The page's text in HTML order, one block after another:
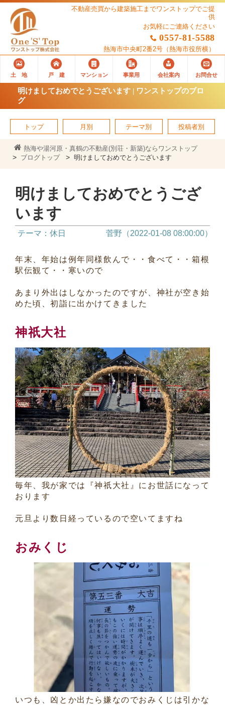
不動産売買から建築施工までワンストップでご提
供
お気軽にご連絡ください
0557-81-5588
熱海市中央町2番2号 （熱海市役所横）
土 地 戸 建 マンション 事業用 会社案内 お問合せ
明けましておめでとうございます | ワンストップのブロ
グ
トップ 月別 テーマ別 投稿者別
熱海や湯河原・真鶴の不動産(別荘・新築)ならワンストップ
ブログトップ
明けましておめでとうございます
明けましておめでとうござ
います
テーマ：休日 菅野（2022-01-08 08:00:00）
年末、年始は例年同様飲んで・・食べて・・箱根
駅伝観て・・寒いので
あまり外出はしなかったのですが、神社が空き始
めた頃、初詣に出かけてきました
神祇大社
毎年、我が家では『神祇大社』にお世話になって
おります
元旦より数日経っているので空いてますね
おみくじ
いつも、凶とか出たら嫌なのでおみくじは引かな